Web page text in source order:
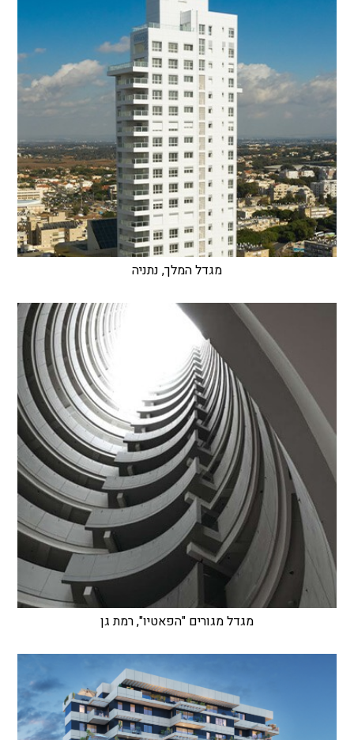
מגדל המלך, נתניה
מגדל מגורים "הפאטיו", רמת גן